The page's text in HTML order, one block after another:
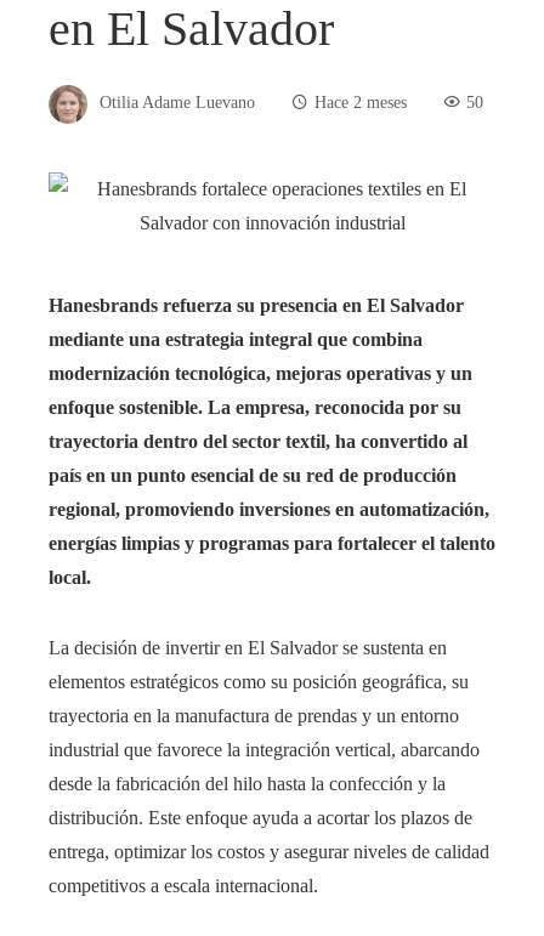
en El Salvador
Otilia Adame Luevano Hace 2 meses 50
Hanesbrands refuerza su presencia en El Salvador
mediante una estrategia integral que combina
modernización tecnológica, mejoras operativas y un
enfoque sostenible. La empresa, reconocida por su
trayectoria dentro del sector textil, ha convertido al
país en un punto esencial de su red de producción
regional, promoviendo inversiones en automatización,
energías limpias y programas para fortalecer el talento
local.
La decisión de invertir en El Salvador se sustenta en
elementos estratégicos como su posición geográfica, su
trayectoria en la manufactura de prendas y un entorno
industrial que favorece la integración vertical, abarcando
desde la fabricación del hilo hasta la confección y la
distribución. Este enfoque ayuda a acortar los plazos de
entrega, optimizar los costos y asegurar niveles de calidad
competitivos a escala internacional.